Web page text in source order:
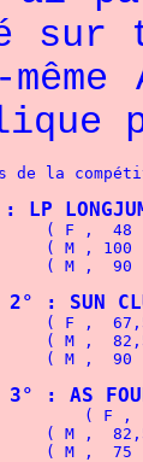
de la
LP
( F ,
( M , 100
( M ,
2° : SUN
( F ,
( M ,
( M ,
3° : AS
( M ,
( M ,